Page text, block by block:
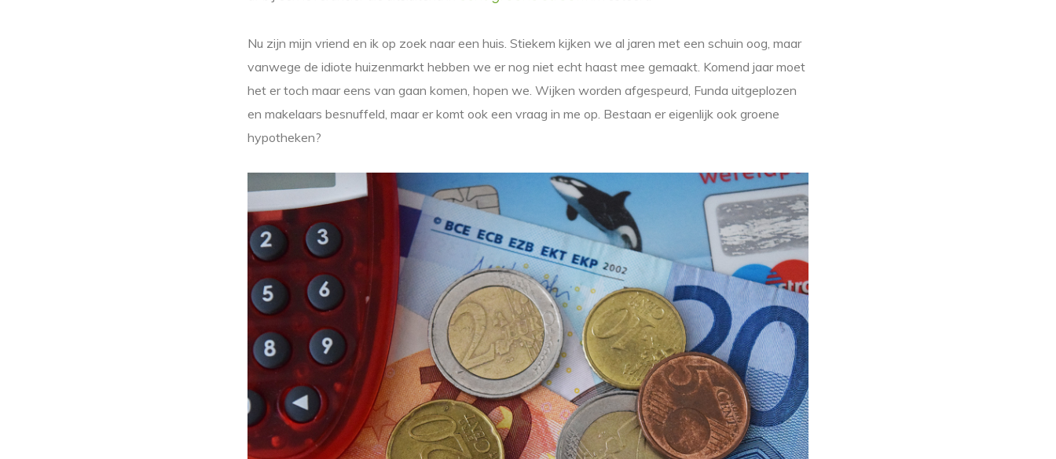
Nu zijn mijn vriend en ik op zoek naar een huis. Stiekem kijken we al jaren met een schuin oog, maar
vanwege de idiote huizenmarkt hebben we er nog niet echt haast mee gemaakt. Komend jaar moet
het er toch maar eens van gaan komen, hopen we. Wijken worden afgespeurd, Funda uitgeplozen
en makelaars besnuffeld, maar er komt ook een vraag in me op. Bestaan er eigenlijk ook groene
hypotheken?